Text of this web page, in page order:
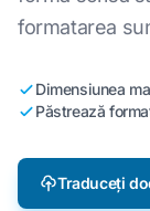
formatarea
Dimensiunea
Păstrează
Traduceți